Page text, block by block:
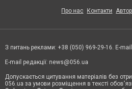
Про нас Контакти
З питань реклами: +38 (050) 969-29-16. E-
E-mail редакції: news@056.ua
Допускається цитування матеріалів без
056.ua за умови розміщення в тексті